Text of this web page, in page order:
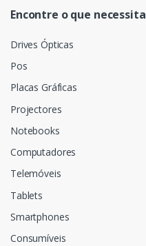
Encontre o que necessita
Drives Ópticas
Pos
Placas Gráficas
Projectores
Notebooks
Computadores
Telemóveis
Tablets
Smartphones
Consumíveis